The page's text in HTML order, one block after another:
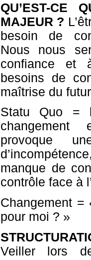
QU’EST-CE
MAJEUR ?
besoin de
Nous nous
confiance et
besoins de
maîtrise du
Statu Quo =
changement
provoque
manque de
contrôle face à
Changement
pour moi ? »
Veiller lors